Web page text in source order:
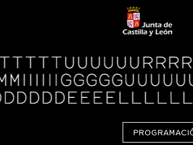
Logo
Centro
Cultural
Miguel
Delibes